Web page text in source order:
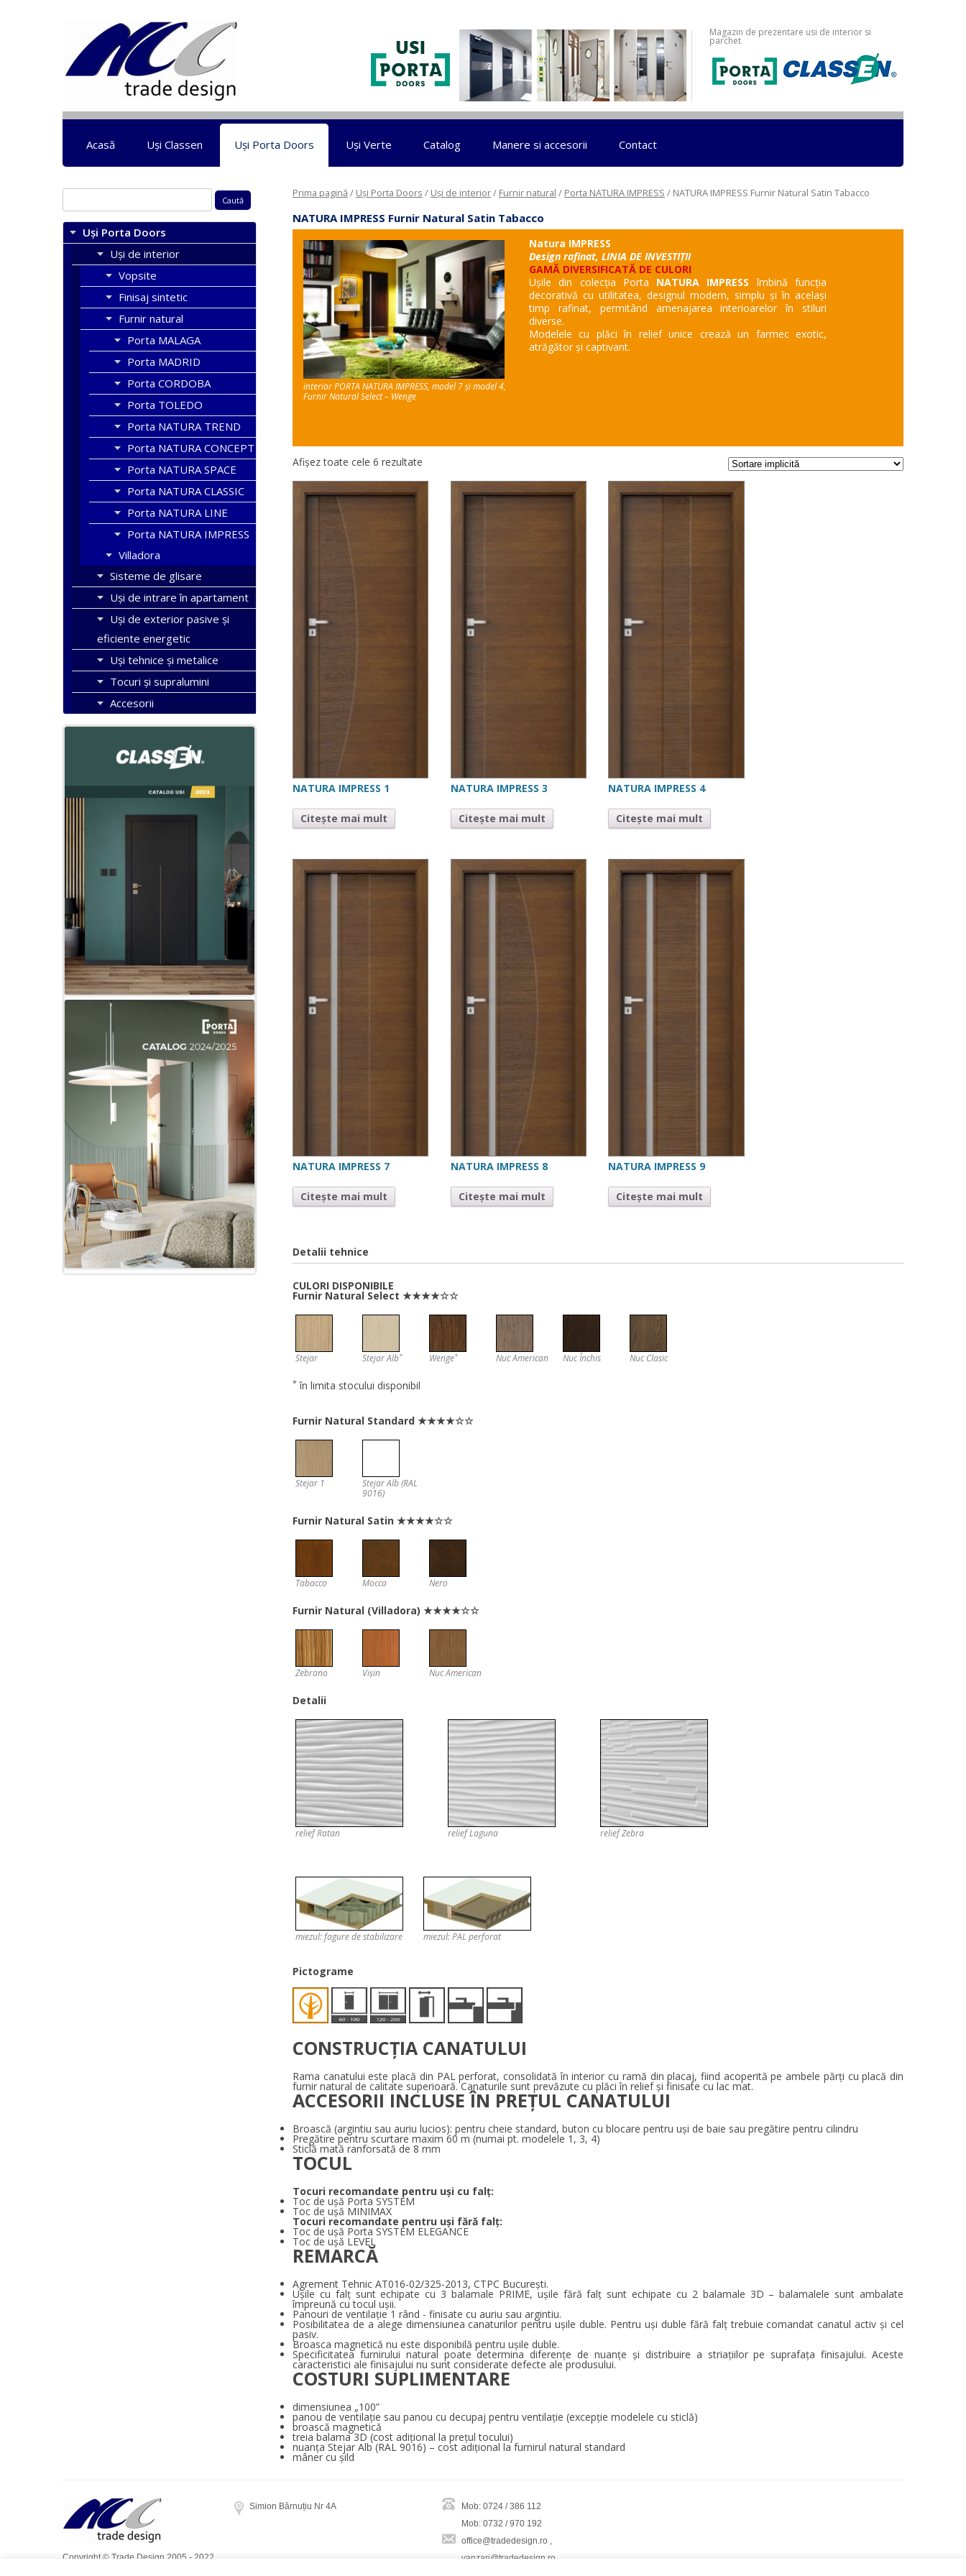
Magazin de prezentare usi de interior si
parchet
Sari la conținut
Acasă Uși Classen Uși Porta Doors Uși Verte Catalog Manere si accesorii Contact
Prima pagină / Uși Porta Doors / Uși de interior/ Furnir natural / Porta NATURA IMPRESS / NATURA IMPRESS Furnir Natural Satin Tabacco
NATURA IMPRESS Furnir Natural Satin Tabacco
interior PORTA NATURA IMPRESS, model 7 și model 4,
Furnir Natural Select – Wenge
Natura IMPRESS
Design rafinat, LINIA DE INVESTIȚII
GAMĂ DIVERSIFICATĂ DE CULORI
Ușile din colecția Porta NATURA IMPRESS îmbină funcția
decorativă cu utilitatea, designul modern, simplu și în același
timp rafinat, permitând amenajarea interioarelor în stiluri
diverse.
Modelele cu plăci în relief unice crează un farmec exotic,
atrăgător și captivant.
Afișez toate cele 6 rezultate
NATURA IMPRESS 1
Citește mai mult
NATURA IMPRESS 3
Citește mai mult
NATURA IMPRESS 4
Citește mai mult
NATURA IMPRESS 7
Citește mai mult
NATURA IMPRESS 8
Citește mai mult
NATURA IMPRESS 9
Citește mai mult
Detalii tehnice
CULORI DISPONIBILE
Furnir Natural Select ★★★★☆☆
Stejar Stejar Alb* Wenge* Nuc American Nuc Închis Nuc Clasic
* în limita stocului disponibil
Furnir Natural Standard ★★★★☆☆
Stejar 1
Stejar Alb (RAL
9016)
Furnir Natural Satin ★★★★☆☆
Tabacco Mocca Nero
Furnir Natural (Villadora) ★★★★☆☆
Zebrano Vișin Nuc American
Detalii
relief Ratan relief Laguna relief Zebra
miezul: fagure de stabilizare miezul: PAL perforat
Pictograme
CONSTRUCȚIA CANATULUI
Rama canatului este placă din PAL perforat, consolidată în interior cu ramă din placaj, fiind acoperită pe ambele părți cu placă din
furnir natural de calitate superioară. Canaturile sunt prevăzute cu plăci în relief și finisate cu lac mat.
ACCESORII INCLUSE ÎN PREȚUL CANATULUI
Broască (argintiu sau auriu lucios): pentru cheie standard, buton cu blocare pentru uşi de baie sau pregătire pentru cilindru
Pregătire pentru scurtare maxim 60 m (numai pt. modelele 1, 3, 4)
Sticlă mată ranforsată de 8 mm
TOCUL
Tocuri recomandate pentru uși cu falț:
Toc de uşă Porta SYSTEM
Toc de uşă MINIMAX
Tocuri recomandate pentru uși fără falț:
Toc de uşă Porta SYSTEM ELEGANCE
Toc de uşă LEVEL
REMARCĂ
Agrement Tehnic AT016-02/325-2013, CTPC Bucureşti.
Ușile cu falț sunt echipate cu 3 balamale PRIME, ușile fără falț sunt echipate cu 2 balamale 3D – balamalele sunt ambalate
împreună cu tocul ușii.
Panouri de ventilaţie 1 rând - finisate cu auriu sau argintiu.
Posibilitatea de a alege dimensiunea canaturilor pentru ușile duble. Pentru uși duble fără falţ trebuie comandat canatul activ și cel
pasiv.
Broasca magnetică nu este disponibilă pentru ușile duble.
Specificitatea furnirului natural poate determina diferențe de nuanțe și distribuire a striațiilor pe suprafața finisajului. Aceste
caracteristici ale finisajului nu sunt considerate defecte ale produsului.
COSTURI SUPLIMENTARE
dimensiunea „100”
panou de ventilaţie sau panou cu decupaj pentru ventilaţie (excepție modelele cu sticlă)
broască magnetică
treia balama 3D (cost adițional la prețul tocului)
nuanța Stejar Alb (RAL 9016) – cost adițional la furnirul natural standard
mâner cu șild
după:
Uși Porta Doors
Uși de interior
Vopsite
Finisaj sintetic
Furnir natural
Porta MALAGA
Porta MADRID
Porta CORDOBA
Porta TOLEDO
Porta NATURA TREND
Porta NATURA CONCEPT
Porta NATURA SPACE
Porta NATURA CLASSIC
Porta NATURA LINE
Porta NATURA IMPRESS
Villadora
Sisteme de glisare
Uși de intrare în apartament
Uşi de exterior pasive şi
eficiente energetic
Uși tehnice și metalice
Tocuri şi supralumini
Accesorii
Copyright © Trade Design 2005 - 2022.
Simion Bărnuțiu Nr 4A
Mob: 0724 / 386 112
Mob: 0732 / 970 192
office@tradedesign.ro ,
vanzari@tradedesign.ro